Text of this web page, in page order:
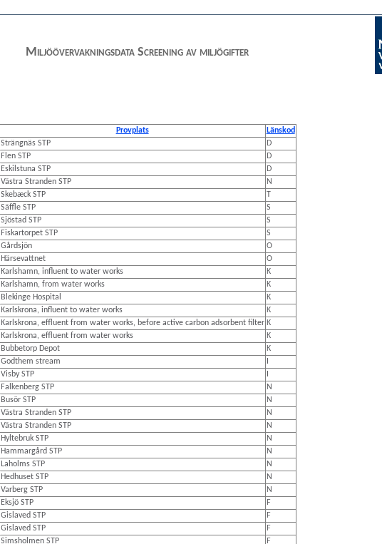
Miljöövervakningsdata Screening av miljögifter
Provplats
Länskod
Strängnäs STP
D
Flen STP
D
Eskilstuna STP
D
Västra Stranden STP
N
Skebæck STP
T
Säffle STP
S
Sjöstad STP
S
Fiskartorpet STP
S
Gårdsjön
O
Härsevattnet
O
Karlshamn, influent to water works
K
Karlshamn, from water works
K
Blekinge Hospital
K
Karlskrona, influent to water works
K
Karlskrona, effluent from water works, before active carbon adsorbent filter K
Karlskrona, effluent from water works
K
Bubbetorp Depot
K
Godthem stream
Visby STP
Falkenberg STP
N
Busör STP
N
Västra Stranden STP
N
Västra Stranden STP
N
Hyltebruk STP
N
Hammargård STP
N
Laholms STP
N
Hedhuset STP
N
Varberg STP
N
Eksjö STP
F
Gislaved STP
F
Gislaved STP
F
Simsholmen STP
F